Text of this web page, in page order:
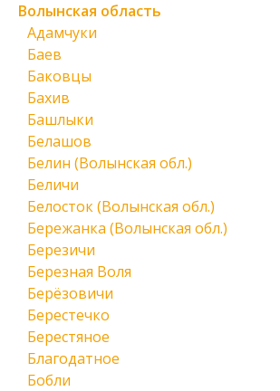
Волынская область
Адамчуки
Баев
Баковцы
Бахив
Башлыки
Белашов
Белин (Волынская обл.)
Беличи
Белосток (Волынская обл.)
Бережанка (Волынская обл.)
Березичи
Березная Воля
Берёзовичи
Берестечко
Берестяное
Благодатное
Бобли